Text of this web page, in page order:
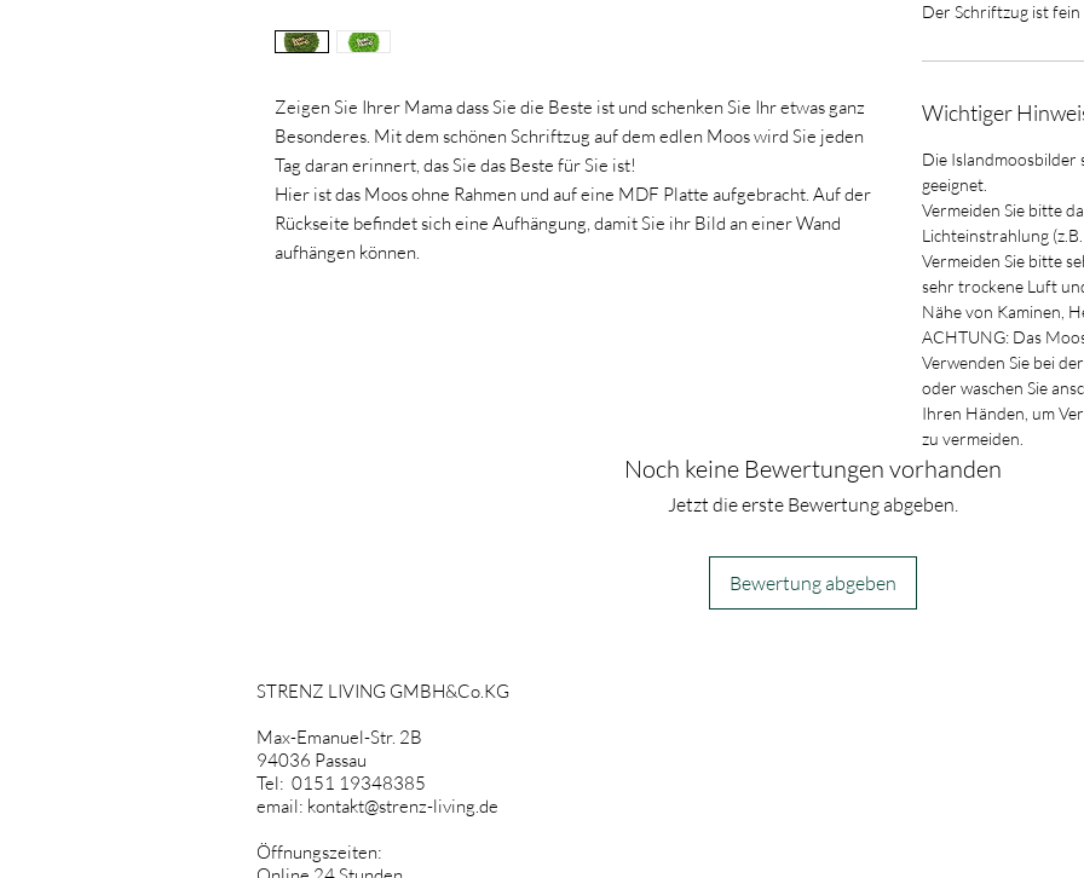
Zeigen Sie Ihrer Mama dass Sie die Beste ist und schenken Sie Ihr etwas ganz
Besonderes. Mit dem schönen Schriftzug auf dem edlen Moos wird Sie jeden
Tag daran erinnert, das Sie das Beste für Sie ist!
Hier ist das Moos ohne Rahmen und auf eine MDF Platte aufgebracht. Auf der
Rückseite befindet sich eine Aufhängung, damit Sie ihr Bild an einer Wand
aufhängen können.
Der Schriftzug ist
Wichtiger
Die
geeignet.
Vermeiden Sie bitte
Lichteinstrahlung
Vermeiden Sie bitte
sehr trockene Luft
Nähe von Kaminen,
ACHTUNG: Das
Verwenden Sie bei
oder waschen Sie
Ihren Händen, um
zu vermeiden.
Noch keine Bewertungen vorhanden
Jetzt die erste Bewertung abgeben.
Bewertung abgeben
STRENZ LIVING GMBH&Co.KG
Max-Emanuel-Str. 2B
94036 Passau
Tel: 0151 19348385
email: kontakt@strenz-living.de
Öffnungszeiten: